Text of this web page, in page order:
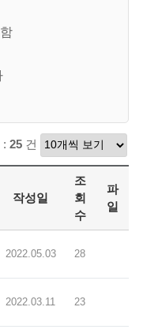
:25 건
작성일
조
회
수
파
일
2022.05.03 28
2022.03.11 23